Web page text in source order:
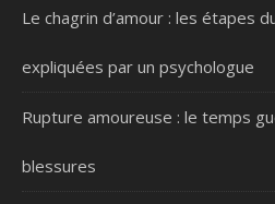
Le chagrin d’amour : les étapes
expliquées par un psychologue
Rupture amoureuse : le temps
blessures